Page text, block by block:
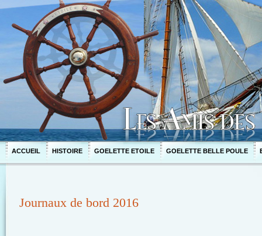
ACCUEIL HISTOIRE GOELETTE ETOILE GOELETTE BELLE POULE
Journaux de bord 2016